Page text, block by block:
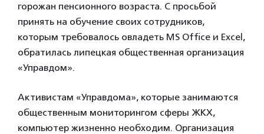
горожан пенсионного возраста. С просьбой
принять на обучение своих сотрудников,
которым требовалось овладеть MS Office и Excel,
обратилась липецкая общественная организация
«Управдом».
Активистам «Управдома», которые занимаются
общественным мониторингом сферы ЖКХ,
компьютер жизненно необходим. Организация